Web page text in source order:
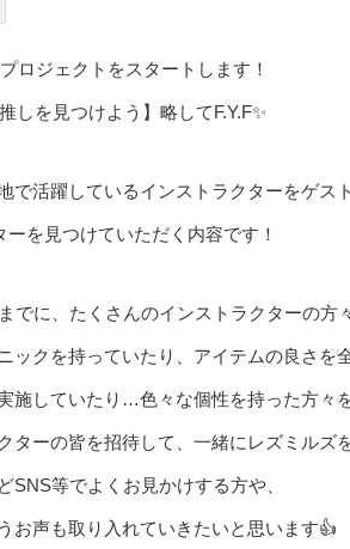
ロジェクトをスター トします！
しを見つけよう】略してF.Y.F✨
で活躍しているインストラクターをゲス
を見つけていただく内容です！
でに、たくさんのインス トラクターの方
ックを持っていたり、アイテムの良 さを
施していたり…色々な個性を持った方々
ターの皆を招待して、一緒にレズミルズ
SNS等でよくお見かけする方や、
お声も取り入れていきたいと思います👍